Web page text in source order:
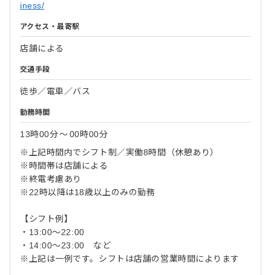
iness/
アクセス・最寄駅
店舗による
交通手段
徒歩／電車／バス
勤務時間
13時00分〜00時00分
※上記時間内でシフト制／実働8時間（休憩あり）
※時間帯は店舗による
※終電考慮あり
※22時以降は18歳以上のみの勤務
【シフト例】
・13:00〜22:00
・14:00〜23:00 など
※上記は一例です。シフトは店舗の営業時間によります